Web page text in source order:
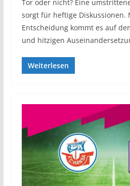
Tor oder nicht? Eine
sorgt für heftige Diskussionen.
Entscheidung kommt es auf
und hitzigen
Weiterlesen